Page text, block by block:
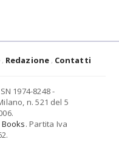
Redazione Contatti
1974-8248 -
n. 521 del 5
. Partita Iva